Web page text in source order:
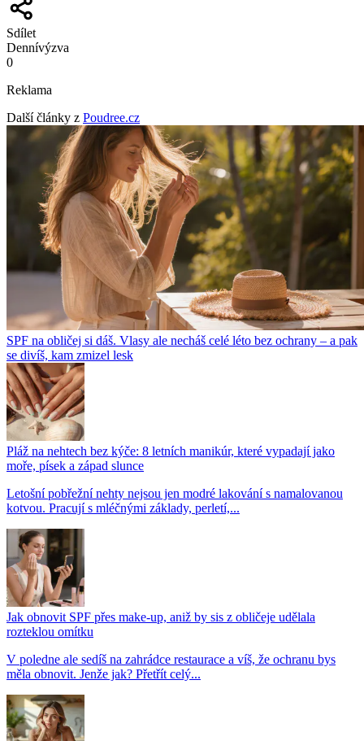
Sdílet
Dennívýzva
0
Reklama
Další články z Poudree.cz
SPF na obličej si dáš. Vlasy ale necháš celé léto bez ochrany – a pak
se divíš, kam zmizel lesk
Pláž na nehtech bez kýče: 8 letních manikúr, které vypadají jako
moře, písek a západ slunce
Letošní pobřežní nehty nejsou jen modré lakování s namalovanou
kotvou. Pracují s mléčnými základy, perletí,...
Jak obnovit SPF přes make-up, aniž by sis z obličeje udělala
rozteklou omítku
V poledne ale sedíš na zahrádce restaurace a víš, že ochranu bys
měla obnovit. Jenže jak? Přetřít celý...